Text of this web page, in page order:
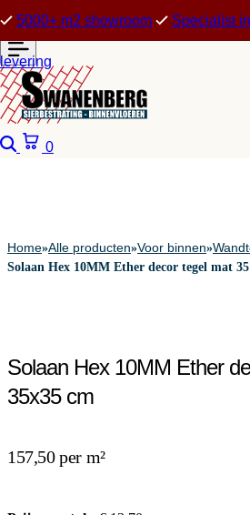
5000+ m2 showroom Specialist
levering
Zoeken
0
Home»Alle producten»Voor binnen»
Solaan Hex 10MM Ether decor tegel mat
Solaan Hex 10MM Ether
35x35 cm
157,50 per m²